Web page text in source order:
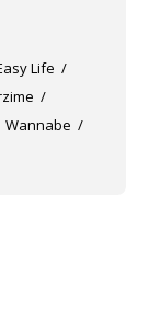
Life
Wannabe